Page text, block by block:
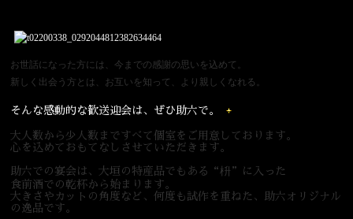
お世話になった方には、今までの感謝の思いを込めて。
新しく出会う方とは、お互いを知って、より親しくなれる。
そんな感動的な歓送迎会は、ぜひ助六で。
大人数から少人数まですべて個室をご用意しております。
心を込めておもてなしさせていただきます。
助六での宴会は、大垣の特産品でもある“枡”に入った
食前酒での乾杯から始まります。
大きさやカットの角度など、何度も試作を重ねた、助六オリジナル
の逸品です。